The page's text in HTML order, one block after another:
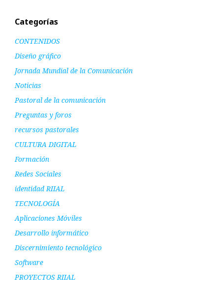
Categorías
CONTENIDOS
Diseño gráfico
Jornada Mundial de la Comunicación
Noticias
Pastoral de la comunicación
Preguntas y foros
recursos pastorales
CULTURA DIGITAL
Formación
Redes Sociales
identidad RIIAL
TECNOLOGÍA
Aplicaciones Móviles
Desarrollo informático
Discernimiento tecnológico
Software
PROYECTOS RIIAL